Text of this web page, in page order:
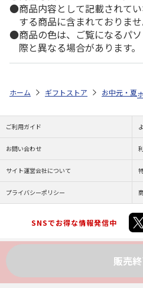
商品内容として記載されて
する商品に含まれておりませ
商品の色は、ご覧になるパ
際と異なる場合があります。
販売
ホーム ギフトストア お中元・夏
ご利用ガイド
お問い合わせ
サイト運営会社について
プライバシーポリシー
SNSでお得な情報発信中